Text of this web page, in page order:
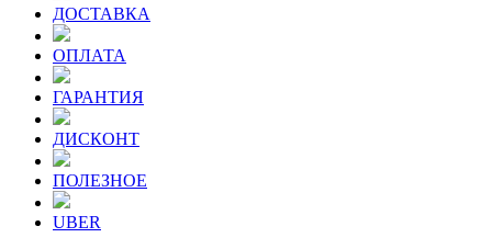
ДОСТАВКА
ОПЛАТА
ГАРАНТИЯ
ДИСКОНТ
ПОЛЕЗНОЕ
UBER